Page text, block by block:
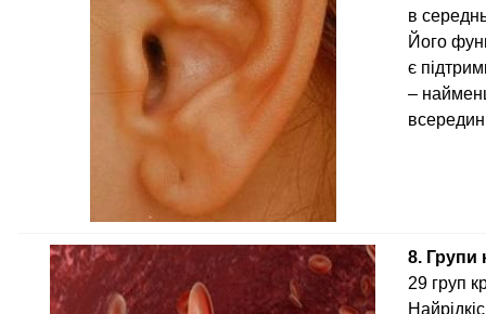
в
Його
є
–
8. Групи
29 груп